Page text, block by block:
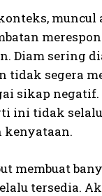
muncul
Diam sering
tidak segera
sikap negatif.
ini tidak selalu
kenyataan.
membuat
tersedia.